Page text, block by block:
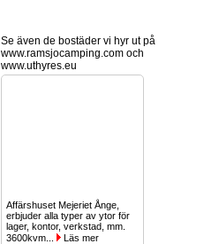
Se även de bostäder vi hyr ut på
www.ramsjocamping.com och
www.uthyres.eu
Affärshuset Mejeriet Ånge,
erbjuder alla typer av ytor för
lager, kontor, verkstad, mm.
3600kvm...
Läs mer